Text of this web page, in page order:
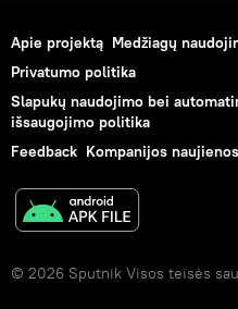
Apie projektą Medžiagų
Privatumo politika
Slapukų naudojimo bei
išsaugojimo politika
Feedback Kompanijos naujienos
© 2026 Sputnik Visos teisės